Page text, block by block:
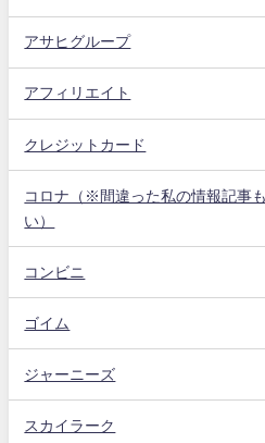
アサヒグループ
アフィリエイト
クレジットカード
コロナ（※間違った私の情報記事
い）
コンビニ
ゴイム
ジャーニーズ
スカイラーク